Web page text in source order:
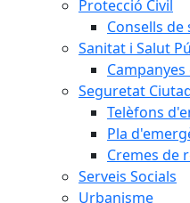
Protecció Civil
Consells
Sanitat i Salut
Seguretat
Telèfons
Pla
Cremes de
Serveis Socials
Urbanisme